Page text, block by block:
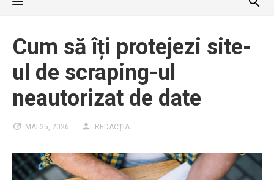
Cum să îți protejezi site-
ul de scraping-ul
neautorizat de date
MAI 25, 2026 REDACȚIA